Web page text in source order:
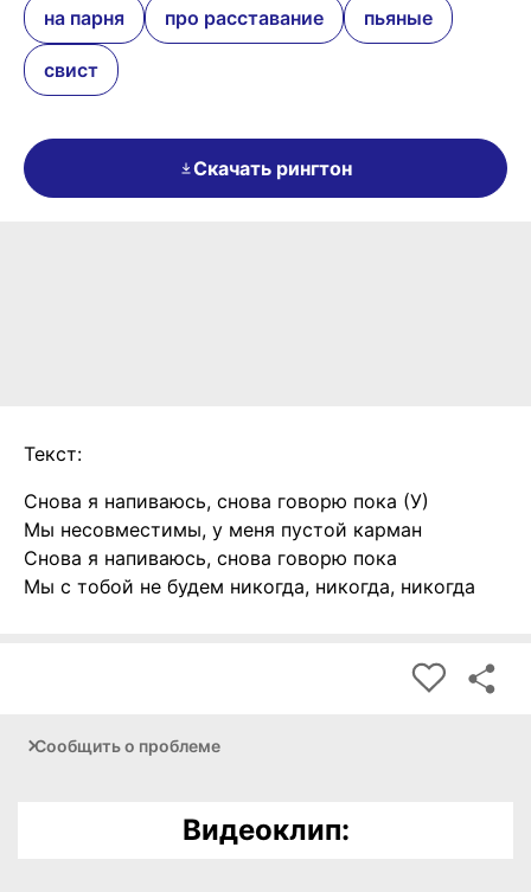
на парня про расставание пьяные
свист
Скачать рингтон
Текст:
Снова я напиваюсь, снова говорю пока (У)
Мы несовместимы, у меня пустой карман
Снова я напиваюсь, снова говорю пока
Мы с тобой не будем никогда, никогда, никогда
Сообщить о проблеме
Видеоклип: